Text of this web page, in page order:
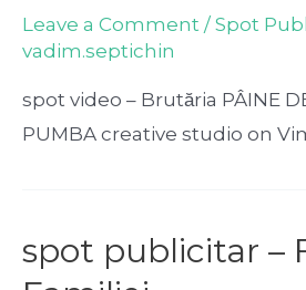
Leave a Comment /Spot
vadim.septichin
spot video – Brutăria PÂINE
PUMBA creative studio on
spot publicitar –